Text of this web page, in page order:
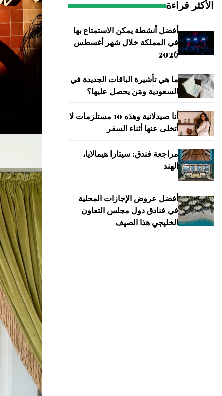
الأكثر قراءة
أفضل أنشطة يمكن الاستمتاع بها
في المملكة خلال شهر أغسطس
2026
ما هي تأشيرة الباقات الجديدة في
السعودية ومَن يحصل عليها؟
أنا صيدلانية وهذه 10 مستلزمات لا
أتخلى عنها أثناء السفر
مراجعة فندق: سيتارا هيمالايا،
الهند
أفضل عروض الإجازات المحلية
في فنادق دول مجلس التعاون
الخليجي هذا الصيف